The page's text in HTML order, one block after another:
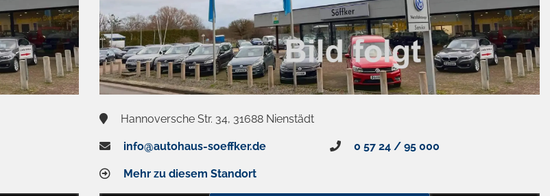
Hannoversche Str. 34, 31688 Nienstädt
info@autohaus-soeffker.de 0 57 24 / 95 000
Mehr zu diesem Standort